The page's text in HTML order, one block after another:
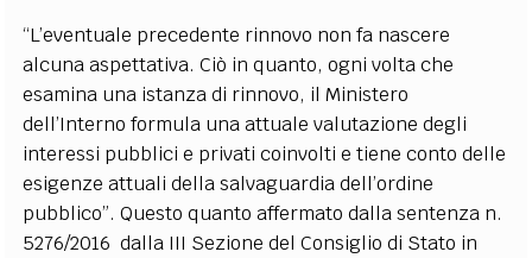
“L’eventuale precedente rinnovo non fa nascere
alcuna aspettativa. Ciò in quanto, ogni volta che
esamina una istanza di rinnovo, il Ministero
dell’Interno formula una attuale valutazione degli
interessi pubblici e privati coinvolti e tiene conto delle
esigenze attuali della salvaguardia dell’ordine
pubblico”. Questo quanto affermato dalla sentenza n.
5276/2016 dalla III Sezione del Consiglio di Stato in